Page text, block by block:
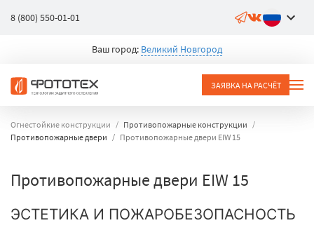
8 (800) 550-01-01
Ваш город: Великий Новгород
ЗАЯВКА НА РАСЧЁТ
Огнестойкие конструкции
Противопожарные конструкции
Противопожарные двери
Противопожарные двери EIW 15
Противопожарные двери EIW 15
ЭСТЕТИКА И ПОЖАРОБЕЗОПАСНОСТЬ